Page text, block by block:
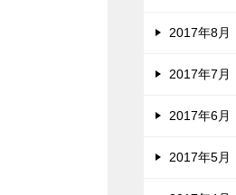
2017年8月
2017年7月
2017年6月
2017年5月